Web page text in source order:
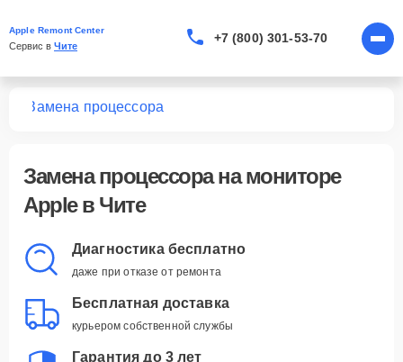
Apple Remont Center
Сервис в Чите
+7 (800) 301-53-70
Замена процессора
Замена процессорана мониторе
Apple в Чите
Диагностика бесплатно
даже при отказе от ремонта
Бесплатная доставка
курьером собственной службы
Гарантия до 3 лет